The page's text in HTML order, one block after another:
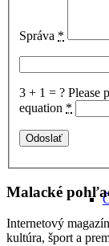
Správa *
3 + 1 = ? Please
equation *
Malacké
Internetový
kultúra, šport a